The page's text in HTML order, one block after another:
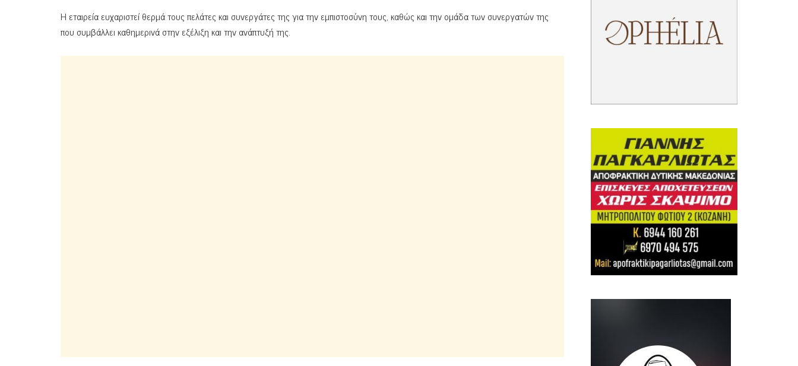
Η εταιρεία ευχαριστεί θερμά τους πελάτες και συνεργάτες της για την εμπιστοσύνη τους, καθώς και την ομάδα των συνεργατών της
που συμβάλλει καθημερινά στην εξέλιξη και την ανάπτυξή της.